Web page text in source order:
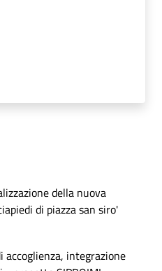
della nuova
di piazza san siro'
integrazione